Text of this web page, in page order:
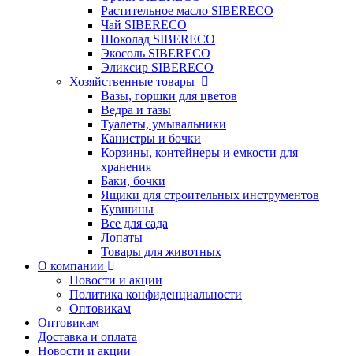
Растительное масло SIBERECO
Чай SIBERECO
Шоколад SIBERECO
Экосоль SIBERECO
Эликсир SIBERECO
Хозяйственные товары
Вазы, горшки для цветов
Ведра и тазы
Туалеты, умывальники
Канистры и бочки
Корзины, контейнеры и емкости для
хранения
Баки, бочки
Ящики для строительных инструментов
Кувшины
Все для сада
Лопаты
Товары для животных
О компании
Новости и акции
Политика конфиденциальности
Оптовикам
Оптовикам
Доставка и оплата
Новости и акции